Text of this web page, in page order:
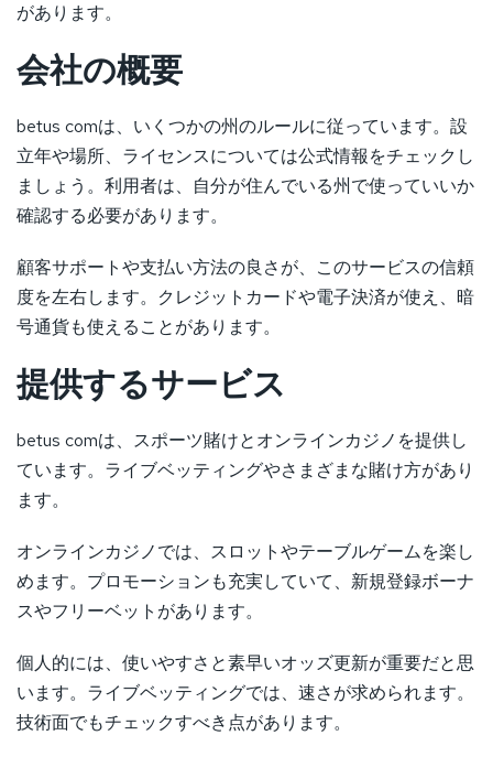
があります。
会社の概要
betus comは、いくつかの州のルールに従っています。設
立年や場所、ライセンスについては公式情報をチェックし
ましょう。利用者は、自分が住んでいる州で使っていいか
確認する必要があります。
顧客サポートや支払い方法の良さが、このサービスの信頼
度を左右します。クレジットカードや電子決済が使え、暗
号通貨も使えることがあります。
提供するサービス
betus comは、スポーツ賭けとオンラインカジノを提供し
ています。ライブベッティングやさまざまな賭け方があり
ます。
オンラインカジノでは、スロットやテーブルゲームを楽し
めます。プロモーションも充実していて、新規登録ボーナ
スやフリーベットがあります。
個人的には、使いやすさと素早いオッズ更新が重要だと思
います。ライブベッティングでは、速さが求められます。
技術面でもチェックすべき点があります。